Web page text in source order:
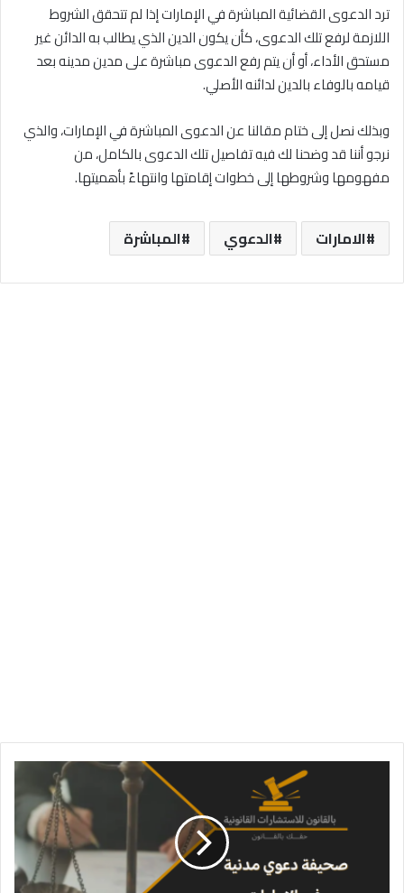
ترد الدعوى القضائية المباشرة في الإمارات إذا لم تتحقق الشروط
اللازمة لرفع تلك الدعوى، كأن يكون الدين الذي يطالب به الدائن غير
مستحق الأداء، أو أن يتم رفع الدعوى مباشرة على مدين مدينه بعد
قيامه بالوفاء بالدين لدائنه الأصلي.
وبذلك نصل إلى ختام مقالنا عن الدعوى المباشرة في الإمارات، والذي
نرجو أننا قد وضحنا لك فيه تفاصيل تلك الدعوى بالكامل، من
مفهومها وشروطها إلى خطوات إقامتها وانتهاءً بأهميتها.
الامارات الدعوي المباشرة